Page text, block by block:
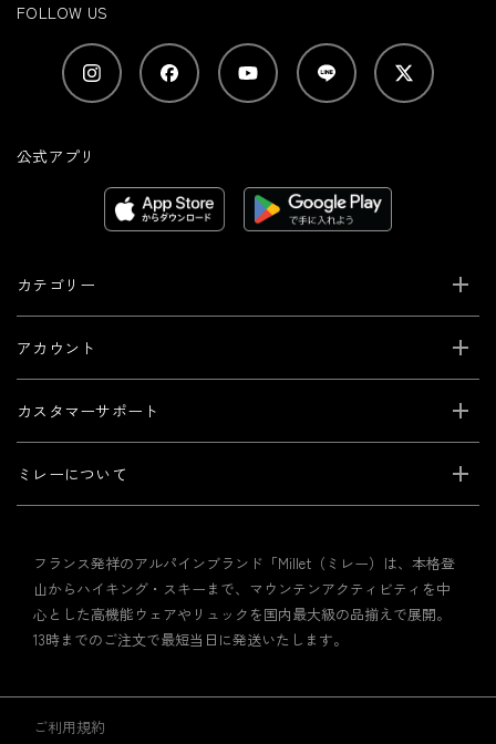
FOLLOW US
公式アプリ
カテゴリー
アカウント
カスタマーサポート
ミレーについて
フランス発祥のアルパインブランド「Millet（ミレー）は、本格登
山からハイキング・スキーまで、マウンテンアクティビティを中
心とした高機能ウェアやリュックを国内最大級の品揃えで展開。
13時までのご注文で最短当日に発送いたします。
ご利用規約